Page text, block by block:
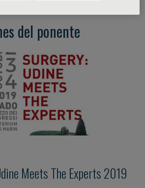
del ponente
Meets The Experts 2019